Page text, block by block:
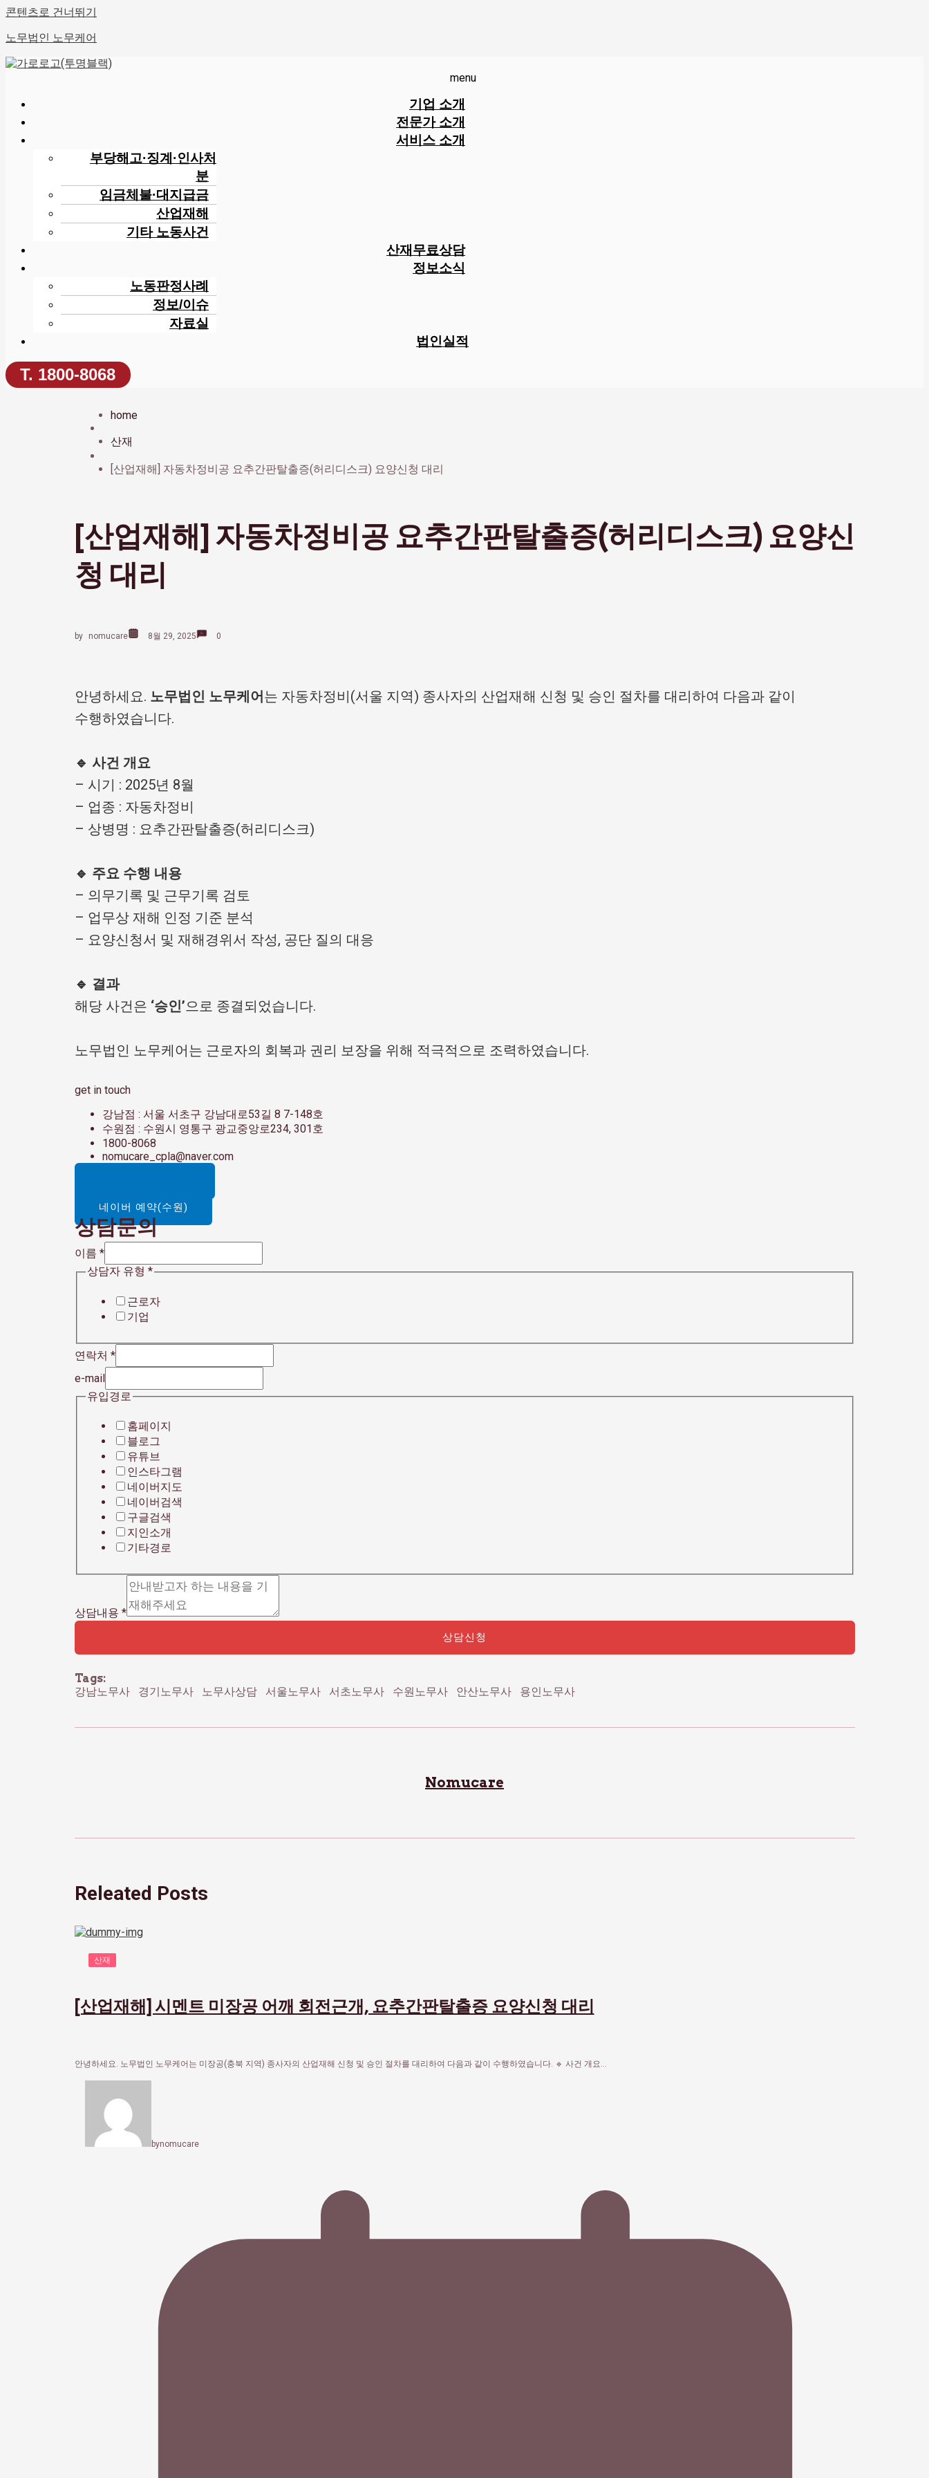
콘텐츠로 건너뛰기
노무법인 노무케어
menu
기업 소개
전문가 소개
서비스 소개
부당해고·징계·인사처
분
임금체불·대지급금
산업재해
기타 노동사건
산재무료상담
정보소식
노동판정사례
정보/이슈
자료실
법인실적
T. 1800-8068
home
산재
[산업재해] 자동차정비공 요추간판탈출증(허리디스크) 요양신청 대리
[산업재해] 자동차정비공 요추간판탈출증(허리디스크) 요양신
청 대리
by nomucare 8월 29, 2025 0
안녕하세요. 노무법인 노무케어는 자동차정비(서울 지역) 종사자의 산업재해 신청 및 승인 절차를 대리하여 다음과 같이
수행하였습니다.
🔹 사건 개요
– 시기 : 2025년 8월
– 업종 : 자동차정비
– 상병명 : 요추간판탈출증(허리디스크)
🔹 주요 수행 내용
– 의무기록 및 근무기록 검토
– 업무상 재해 인정 기준 분석
– 요양신청서 및 재해경위서 작성, 공단 질의 대응
🔹 결과
해당 사건은 ‘승인’으로 종결되었습니다.
노무법인 노무케어는 근로자의 회복과 권리 보장을 위해 적극적으로 조력하였습니다.
get in touch
강남점 : 서울 서초구 강남대로53길 8 7-148호
수원점 : 수원시 영통구 광교중앙로234, 301호
1800-8068
nomucare_cpla@naver.com
네이버 예약(수원)
상담문의
이름 *
상담자 유형 *
근로자
기업
연락처 *
e-mail
유입경로
홈페이지
블로그
유튜브
인스타그램
네이버지도
네이버검색
구글검색
지인소개
기타경로
상담내용 *
상담신청
Tags:
강남노무사
경기노무사 노무사상담 서울노무사 서초노무사 수원노무사 안산노무사 용인노무사
Nomucare
Releated Posts
산재
[산업재해] 시멘트 미장공 어깨 회전근개, 요추간판탈출증 요양신청 대리
안녕하세요. 노무법인 노무케어는 미장공(충북 지역) 종사자의 산업재해 신청 및 승인 절차를 대리하여 다음과 같이 수행하였습니다. 🔹 사건 개요…
bynomucare